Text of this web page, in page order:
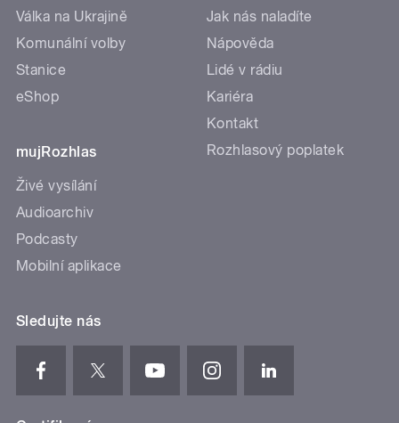
Válka na Ukrajině
Komunální volby
Stanice
eShop
mujRozhlas
Živé vysílání
Audioarchiv
Podcasty
Mobilní aplikace
Jak nás naladíte
Nápověda
Lidé v rádiu
Kariéra
Kontakt
Rozhlasový poplatek
Sledujte nás